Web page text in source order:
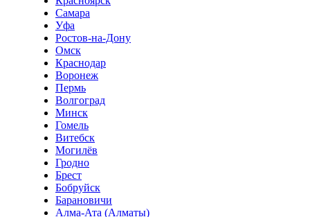
Самара
Уфа
Ростов-на-Дону
Омск
Краснодар
Воронеж
Пермь
Волгоград
Минск
Гомель
Витебск
Могилёв
Гродно
Брест
Бобруйск
Барановичи
Алма-Ата (Алматы)